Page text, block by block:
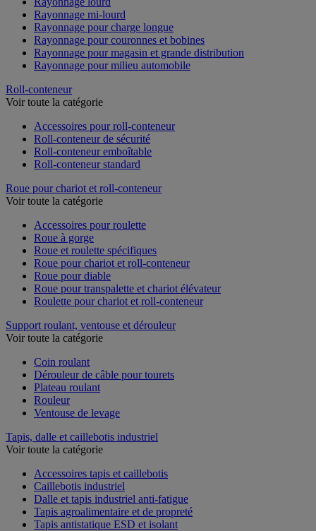
Rayonnage mi-lourd
Rayonnage pour charge longue
Rayonnage pour couronnes et bobines
Rayonnage pour magasin et grande distribution
Rayonnage pour milieu automobile
Roll-conteneur
Voir toute la catégorie
Accessoires pour roll-conteneur
Roll-conteneur de sécurité
Roll-conteneur emboîtable
Roll-conteneur standard
Roue pour chariot et roll-conteneur
Voir toute la catégorie
Accessoires pour roulette
Roue à gorge
Roue et roulette spécifiques
Roue pour chariot et roll-conteneur
Roue pour diable
Roue pour transpalette et chariot élévateur
Roulette pour chariot et roll-conteneur
Support roulant, ventouse et dérouleur
Voir toute la catégorie
Coin roulant
Dérouleur de câble pour tourets
Plateau roulant
Rouleur
Ventouse de levage
Tapis, dalle et caillebotis industriel
Voir toute la catégorie
Accessoires tapis et caillebotis
Caillebotis industriel
Dalle et tapis industriel anti-fatigue
Tapis agroalimentaire et de propreté
Tapis antistatique ESD et isolant